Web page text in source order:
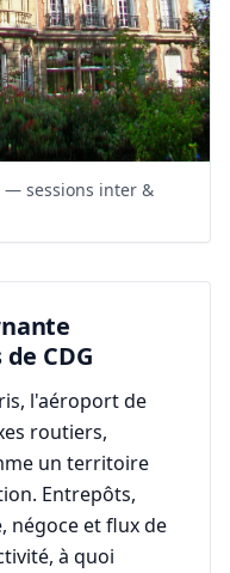
— sessions inter &
CDG
l'aéroport de
routiers,
un territoire
Entrepôts,
négoce et flux de
à quoi